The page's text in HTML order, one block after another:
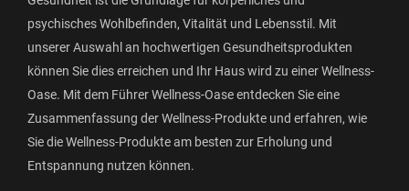
psychisches Wohlbefinden, Vitalität und Lebensstil. Mit
unserer Auswahl an hochwertigen Gesundheitsprodukten
können Sie dies erreichen und Ihr Haus wird zu einer Wellness-
Oase. Mit dem Führer Wellness-Oase entdecken Sie eine
Zusammenfassung der Wellness-Produkte und erfahren, wie
Sie die Wellness-Produkte am besten zur Erholung und
Entspannung nutzen können.